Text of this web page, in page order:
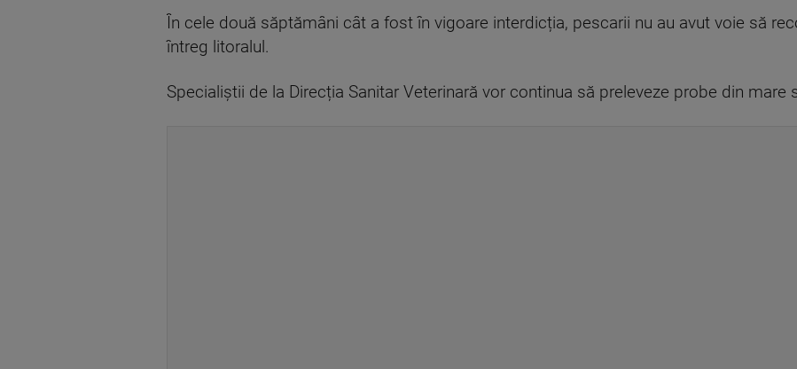
În cele două săptămâni cât a fost în vigoare interdicția, pescarii nu au avut voie să
întreg litoralul.
Specialiștii de la Direcția Sanitar Veterinară vor continua să preleveze probe din mare